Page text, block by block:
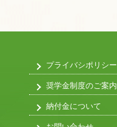
プライバシポリシー
奨学金制度のご案内
納付金について